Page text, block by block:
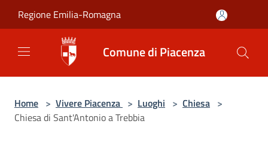
Regione Emilia-Romagna
Comune di Piacenza
Home > Vivere Piacenza > Luoghi > Chiesa >
Chiesa di Sant'Antonio a Trebbia